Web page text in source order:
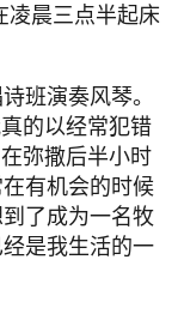
凌晨三点半起床
班演奏风琴。
的以经常犯错
弥撒后半小时
有机会的时候
了成为一名牧
是我生活的一